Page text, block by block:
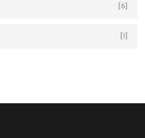
[6]
[1]